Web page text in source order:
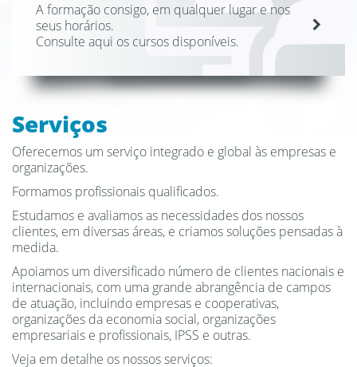
A formação consigo, em qualquer lugar e nos
seus horários.
Consulte aqui os cursos disponíveis.
Serviços
Oferecemos um serviço integrado e global às empresas e
organizações.
Formamos profissionais qualificados.
Estudamos e avaliamos as necessidades dos nossos
clientes, em diversas áreas, e criamos soluções pensadas à
medida.
Apoiamos um diversificado número de clientes nacionais e
internacionais, com uma grande abrangência de campos
de atuação, incluindo empresas e cooperativas,
organizações da economia social, organizações
empresariais e profissionais, IPSS e outras.
Veja em detalhe os nossos serviços: